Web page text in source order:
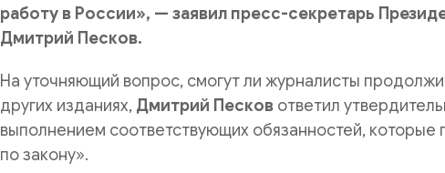
работу в России», — заявил пресс-секретарь
Дмитрий Песков.
На уточняющий вопрос, смогут ли журналисты
других изданиях, Дмитрий Песков ответил
выполнением соответствующих обязанностей, которые
по закону».